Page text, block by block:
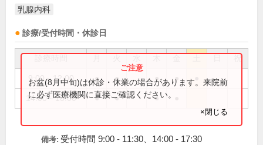
乳腺内科
診療/受付時間・休診日
祝
9:00～12:00 ● ● ● ●
14:00～18:00 ● ● ●
お盆(8月中旬)は休診・休業の場合があります。来院前
に必ず医療機関に直接ご確認ください。
×閉じる
備考: 受付時間 9:00 - 11:30、14:00 - 17:30